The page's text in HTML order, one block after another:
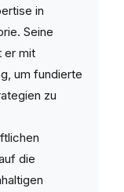
in
Seine
er mit
um fundierte
zu
die